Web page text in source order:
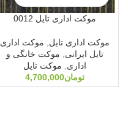
موکت اداری تایل 0012
موکت اداری تایل
موکت اداری
تایل ایرانی
موکت خانگی و
اداری
موکت تایل
تومان4,700,000